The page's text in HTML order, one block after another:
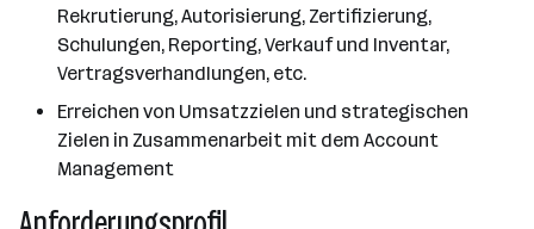
Rekrutierung, Autorisierung, Zertifizierung,
Schulungen, Reporting, Verkauf und Inventar,
Vertragsverhandlungen, etc.
Erreichen von Umsatzzielen und strategischen
Zielen in Zusammenarbeit mit dem Account
Management